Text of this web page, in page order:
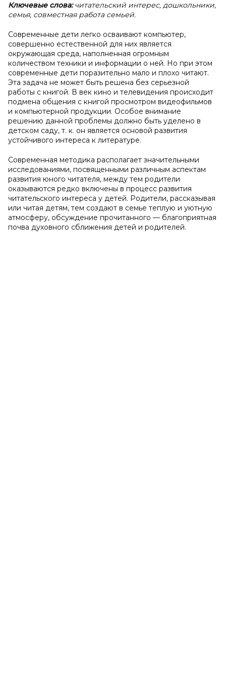
Ключевые слова:читательский интерес, дошкольники,
семья, совместная работа семьей.
Современные дети легко осваивают компьютер,
совершенно естественной для них является
окружающая среда, наполненная огромным
количеством техники и информации о ней. Но при этом
современные дети поразительно мало и плохо читают.
Эта задача не может быть решена без серьезной
работы с книгой. В век кино и телевидения происходит
подмена общения с книгой просмотром видеофильмов
и компьютерной продукции. Особое внимание
решению данной проблемы должно быть уделено в
детском саду, т. к. он является основой развития
устойчивого интереса к литературе.
Современная методика располагает значительными
исследованиями, посвященными различным аспектам
развития юного читателя, между тем родители
оказываются редко включены в процесс развития
читательского интереса у детей. Родители, рассказывая
или читая детям, тем создают в семье теплую и уютную
атмосферу, обсуждение прочитанного — благоприятная
почва духовного сближения детей и родителей.